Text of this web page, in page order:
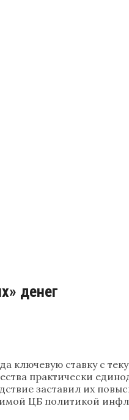
денег
ставку с
практически
заставил их
ЦБ политикой